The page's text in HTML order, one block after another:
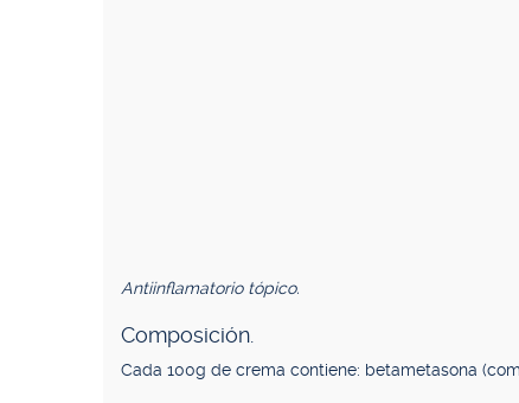
Antiinflamatorio tópico.
Composición.
Cada 100g de crema contiene: betametasona